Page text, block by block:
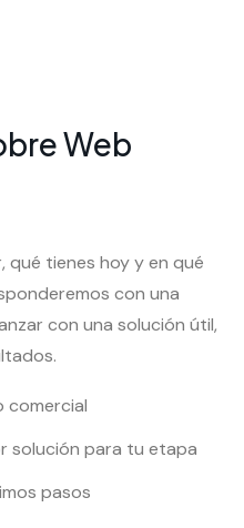
Web
qué tienes hoy y en qué
con una
con una solución útil,
comercial
solución para tu etapa
pasos